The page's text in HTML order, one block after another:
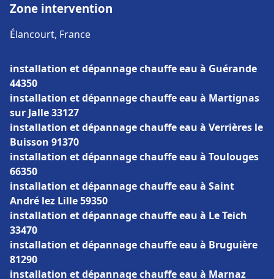
Zone intervention
Élancourt, France
installation et dépannage chauffe eau à Guérande
44350
installation et dépannage chauffe eau à Martignas
sur Jalle 33127
installation et dépannage chauffe eau à Verrières le
Buisson 91370
installation et dépannage chauffe eau à Toulouges
66350
installation et dépannage chauffe eau à Saint
André lez Lille 59350
installation et dépannage chauffe eau à Le Teich
33470
installation et dépannage chauffe eau à Bruguière
81290
installation et dépannage chauffe eau à Marnaz